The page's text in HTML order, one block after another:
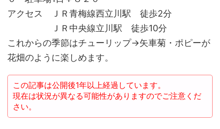
アクセス ＪＲ青梅線西立川駅 徒歩2分
ＪＲ中央線立川駅 徒歩10分
これからの季節はチューリップ→矢車菊・ポピーが
花畑のように楽しめます。
この記事は公開後1年以上経過しています。
現在は状況が異なる可能性がありますのでご注意くだ
さい。